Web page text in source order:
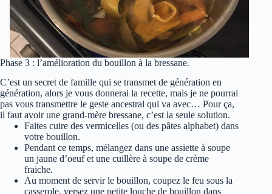
Phase 3 : l’amélioration du bouillon à la bressane.
C’est un secret de famille qui se transmet de génération en
génération, alors je vous donnerai la recette, mais je ne pourrai
pas vous transmettre le geste ancestral qui va avec… Pour ça,
il faut avoir une grand-mère bressane, c’est la seule solution.
Faites cuire des vermicelles (ou des pâtes alphabet) dans
votre bouillon.
Pendant ce temps, mélangez dans une assiette à soupe
un jaune d’oeuf et une cuillère à soupe de crème
fraiche.
Au moment de servir le bouillon, coupez le feu sous la
casserole, versez une petite louche de bouillon dans